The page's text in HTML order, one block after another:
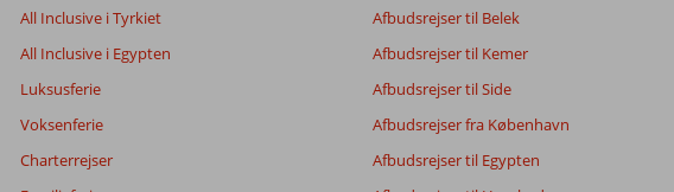
All Inclusive i Tyrkiet
All Inclusive i Egypten
Luksusferie
Voksenferie
Charterrejser
Afbudsrejser til Belek
Afbudsrejser til Kemer
Afbudsrejser til Side
Afbudsrejser fra København
Afbudsrejser til Egypten